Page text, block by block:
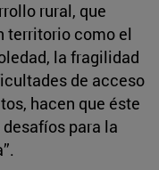
rural, que
territorio como el
la fragilidad
de acceso
hacen que éste
para la